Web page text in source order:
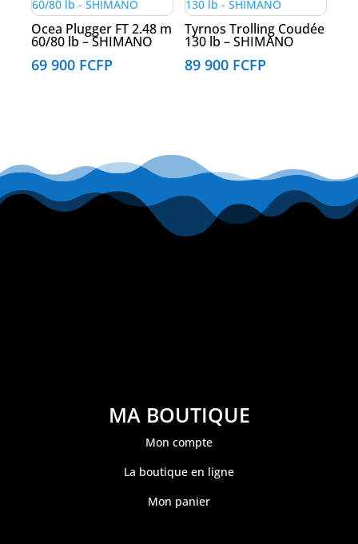
Ocea Plugger FT 2.48 m
60/80 lb – SHIMANO
69 900 FCFP
Tyrnos Trolling Coudée
130 lb – SHIMANO
89 900 FCFP
MA BOUTIQUE
Mon compte
La boutique en ligne
Mon panier